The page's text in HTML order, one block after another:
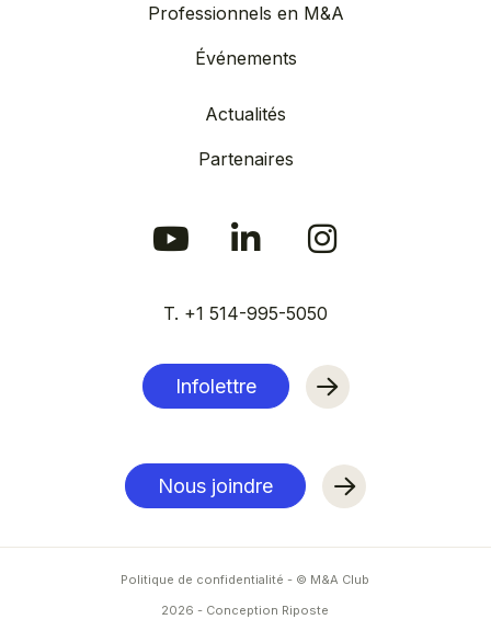
Professionnels en M&A
Événements
Actualités
Partenaires
T. +1 514-995-5050
Infolettre
Nous joindre
Politique de confidentialité - © M&A Club
2026 - Conception Riposte